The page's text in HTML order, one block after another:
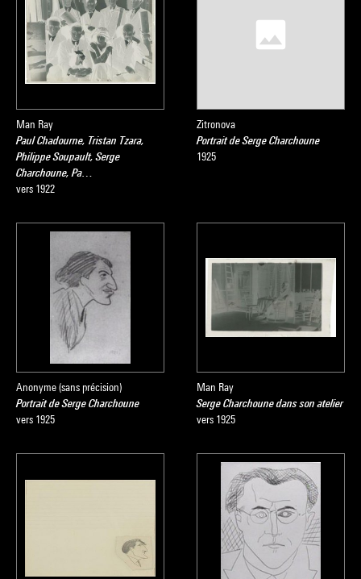
Man Ray
Paul Chadourne, Tristan Tzara,
Philippe Soupault, Serge
Charchoune, Pa…
vers 1922
Zitronova
Portrait de Serge Charchoune
1925
Anonyme (sans précision)
Portrait de Serge Charchoune
vers 1925
Man Ray
Serge Charchoune dans son atelier
vers 1925